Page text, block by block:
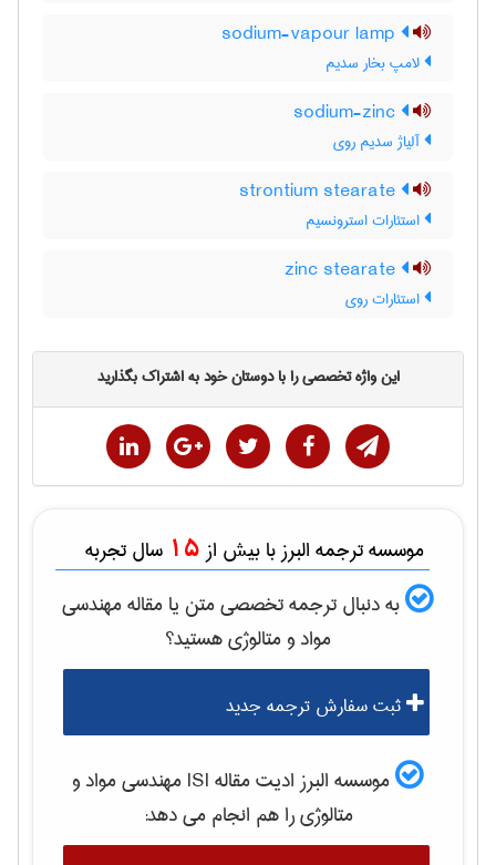
لامپ بخار سدیم
آلیاژ سدیم روی
استئارات استرونسیم
استئارات روی
این واژه تخصصی را با دوستان خود به اشتراک بگذارید
موسسه ترجمه البرز با بیش از 15 سال تجربه
به دنبال ترجمه تخصصی متن یا مقالهمهندسی
مواد و متالوژیهستید؟
ثبت سفارش ترجمه جدید
موسسه البرز ادیت مقاله ISI
مهندسی مواد و
متالوژیرا هم انجام می دهد: